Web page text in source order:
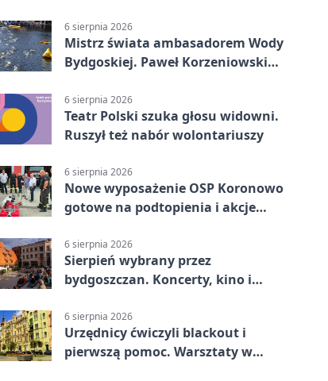
6 sierpnia 2026
Mistrz świata ambasadorem Wody
Bydgoskiej. Paweł Korzeniowski
6 sierpnia 2026
Teatr Polski szuka głosu widowni.
Ruszył też nabór wolontariuszy
6 sierpnia 2026
Nowe wyposażenie OSP Koronowo
gotowe na podtopienia i akcje
6 sierpnia 2026
Sierpień wybrany przez
bydgoszczan. Koncerty, kino i
6 sierpnia 2026
Urzędnicy ćwiczyli blackout i
pierwszą pomoc. Warsztaty w